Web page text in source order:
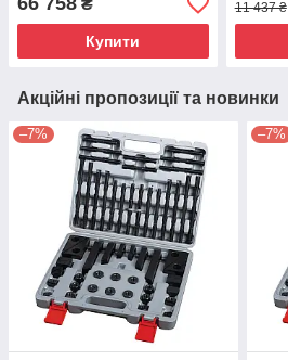
₴
Купити
11 437 ₴
Акційні пропозиції та новинки
–7% –7%